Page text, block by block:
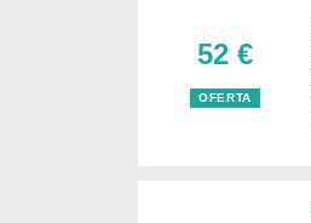
52 €
OFERTA